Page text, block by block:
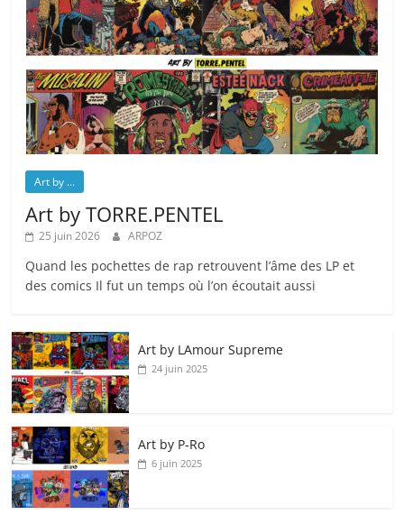
Art by ...
Art by TORRE.PENTEL
25 juin 2026 ARPOZ
Quand les pochettes de rap retrouvent l’âme des LP et
des comics Il fut un temps où l’on écoutait aussi
Art by LAmour Supreme
24 juin 2025
Art by P‑Ro
6 juin 2025